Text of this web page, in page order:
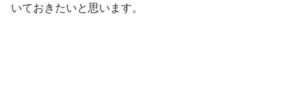
いておきたいと思います。